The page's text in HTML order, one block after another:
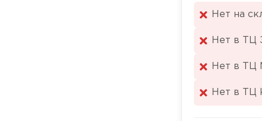
Нет на
Нет в ТЦ
Нет в ТЦ
Нет в ТЦ